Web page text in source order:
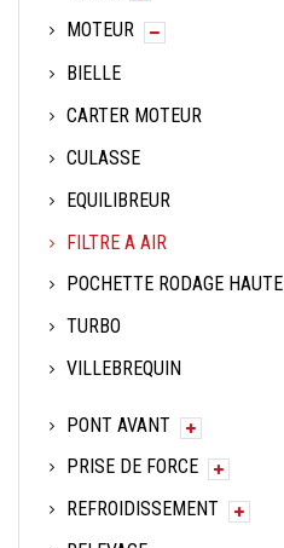
MOTEUR
BIELLE
CARTER MOTEUR
CULASSE
EQUILIBREUR
FILTRE A AIR
POCHETTE RODAGE HAUTE
TURBO
VILLEBREQUIN
PONT AVANT
PRISE DE FORCE
REFROIDISSEMENT